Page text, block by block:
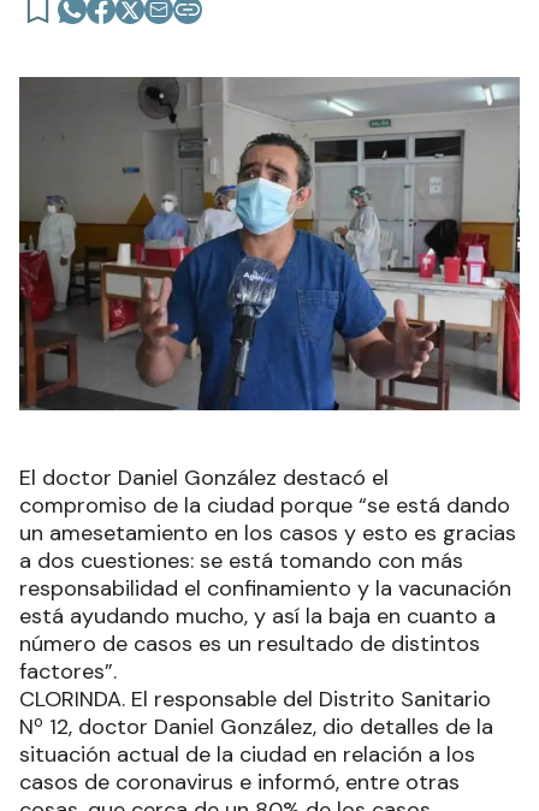
El doctor Daniel González destacó el
compromiso de la ciudad porque “se está dando
un amesetamiento en los casos y esto es gracias
a dos cuestiones: se está tomando con más
responsabilidad el confinamiento y la vacunación
está ayudando mucho, y así la baja en cuanto a
número de casos es un resultado de distintos
factores”.
CLORINDA. El responsable del Distrito Sanitario
Nº 12, doctor Daniel González, dio detalles de la
situación actual de la ciudad en relación a los
casos de coronavirus e informó, entre otras